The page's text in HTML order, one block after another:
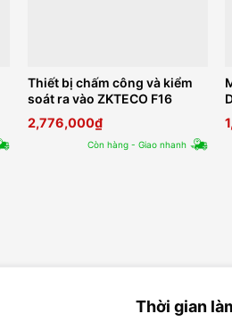
Thiết bị chấm công và kiểm
soát ra vào ZKTECO F16
2,776,000₫
Còn hàng - Giao nhanh
Thời gian